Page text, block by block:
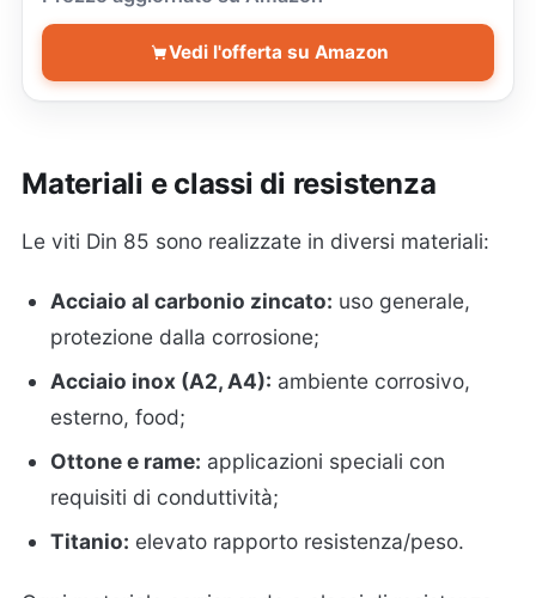
Vedi l'offerta su Amazon
Materiali e classi di resistenza
Le viti Din 85 sono realizzate in diversi materiali:
Acciaio al carbonio zincato: uso generale,
protezione dalla corrosione;
Acciaio inox (A2, A4): ambiente corrosivo,
esterno, food;
Ottone e rame: applicazioni speciali con
requisiti di conduttività;
Titanio: elevato rapporto resistenza/peso.